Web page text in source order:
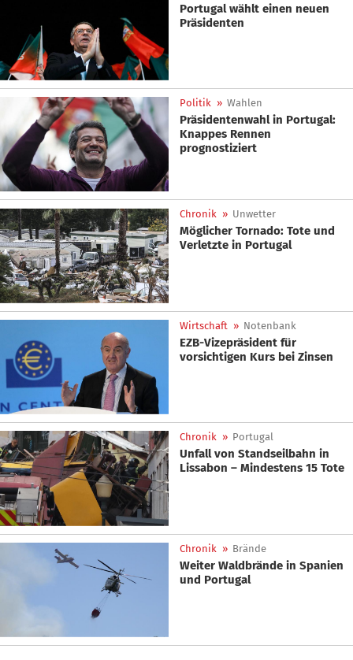
Portugal wählt einen neuen
Präsidenten
Politik » Wahlen
Präsidentenwahl in Portugal:
Knappes Rennen
prognostiziert
Chronik » Unwetter
Möglicher Tornado: Tote und
Verletzte in Portugal
Wirtschaft » Notenbank
EZB-Vizepräsident für
vorsichtigen Kurs bei Zinsen
Chronik » Portugal
Unfall von Standseilbahn in
Lissabon – Mindestens 15 Tote
Chronik » Brände
Weiter Waldbrände in Spanien
und Portugal